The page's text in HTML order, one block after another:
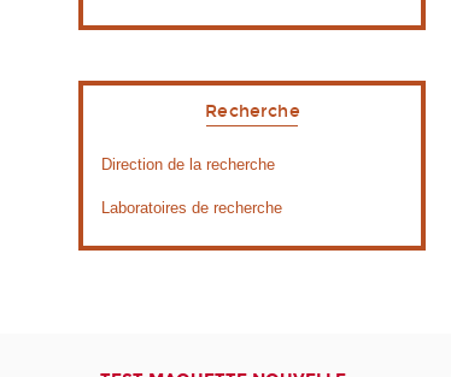
Direction de la recherche
Laboratoires de recherche
Recherche